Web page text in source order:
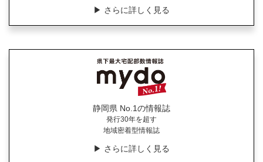
▶︎ さらに詳しく見る
静岡県 No.1の情報誌
発行30年を超す
地域密着型情報誌
▶︎ さらに詳しく見る